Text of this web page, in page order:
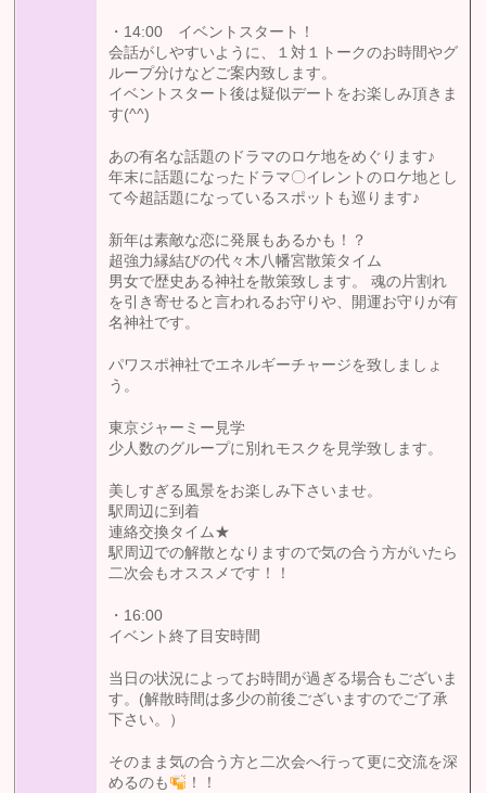
・14:00 イベントスタート！
会話がしやすいように、１対１トークのお時間やグ
ループ分けなどご案内致します。
イベントスタート後は疑似デートをお楽しみ頂きま
す(^^)
あの有名な話題のドラマのロケ地をめぐります♪
年末に話題になったドラマ〇イレントのロケ地とし
て今超話題になっているスポットも巡ります♪
新年は素敵な恋に発展もあるかも！？
超強力縁結びの代々木八幡宮散策タイム
男女で歴史ある神社を散策致します。 魂の片割れ
を引き寄せると言われるお守りや、開運お守りが有
名神社です。
パワスポ神社でエネルギーチャージを致しましょ
う。
東京ジャーミー見学
少人数のグループに別れモスクを見学致します。
美しすぎる風景をお楽しみ下さいませ。
駅周辺に到着
連絡交換タイム★
駅周辺での解散となりますので気の合う方がいたら
二次会もオススメです！！
・16:00
イベント終了目安時間
当日の状況によってお時間が過ぎる場合もございま
す。(解散時間は多少の前後ございますのでご了承
下さい。）
そのまま気の合う方と二次会へ行って更に交流を深
めるのも
！！